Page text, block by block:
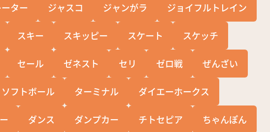
ター ジャスコ ジャンがラ ジョイフルトレイン
スキー スキッピー スケート スケッチ
セール ゼネスト セリ ゼロ戦 ぜんざい
ソフトボール ターミナル ダイエーホークス
ダンス ダンプカー チトセピア ちゃんぽん